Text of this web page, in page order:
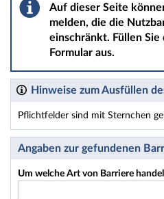
Auf dieser Seite
melden, die die
einschränkt. Füllen Sie
Formular aus.
Hinweise zum Ausfüllen
Pflichtfelder sind mit Sternchen
Dieses Formular enthält
Angaben zur gefundenen
Um welche Art von Barriere